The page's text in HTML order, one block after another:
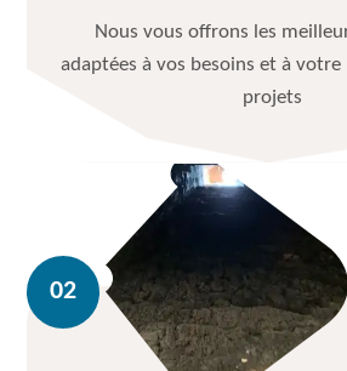
Nous vous offrons les
adaptées à vos besoins et à
projets